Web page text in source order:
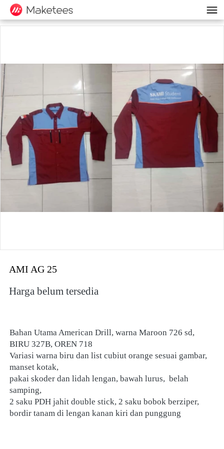
AMI AG 25
Harga belum tersedia
Bahan Utama American Drill, warna Maroon 726 sd,
BIRU 327B, OREN 718
Variasi warna biru dan list cubiut orange sesuai gambar,
manset kotak,
pakai skoder dan lidah lengan, bawah lurus,  belah
samping,
2 saku PDH jahit double stick, 2 saku bobok berziper,
bordir tanam di lengan kanan kiri dan punggung